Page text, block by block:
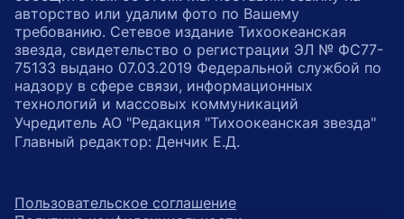
авторство или удалим фото по Вашему
требованию. Сетевое издание Тихоокеанская
звезда, свидетельство о регистрации ЭЛ № ФС77-
75133 выдано 07.03.2019 Федеральной службой по
надзору в сфере связи, информационных
технологий и массовых коммуникаций
Учредитель АО "Редакция "Тихоокеанская звезда"
Главный редактор: Денчик Е.Д.
Пользовательское соглашение